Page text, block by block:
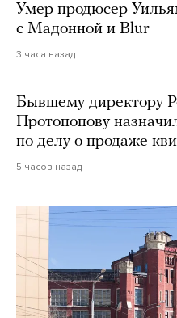
Умер продюсер
с Мадонной и Blur
3 часа назад
Бывшему директору
Протопопову
по делу о продаже
5 часов назад